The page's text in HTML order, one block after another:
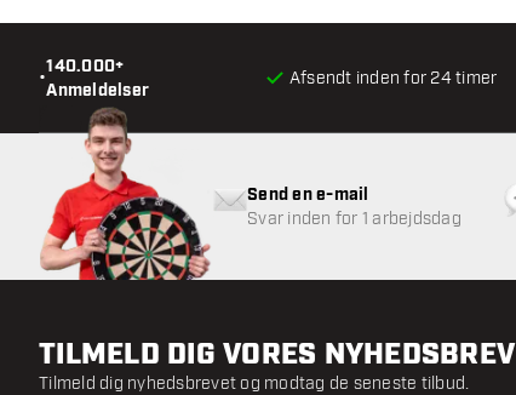
•
140.000+
Anmeldelser
Afsendt inden for 24 timer
Send en e-mail
Svar inden for 1 arbejdsdag
TILMELD DIG VORES NYHEDSBREV
Tilmeld dig nyhedsbrevet og modtag de seneste tilbud.